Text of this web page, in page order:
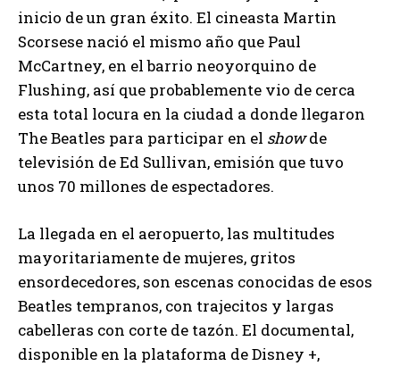
inicio de un gran éxito. El cineasta Martin
Scorsese nació el mismo año que Paul
McCartney, en el barrio neoyorquino de
Flushing, así que probablemente vio de cerca
esta total locura en la ciudad a donde llegaron
The Beatles para participar en el showde
televisión de Ed Sullivan, emisión que tuvo
unos 70 millones de espectadores.
La llegada en el aeropuerto, las multitudes
mayoritariamente de mujeres, gritos
ensordecedores, son escenas conocidas de esos
Beatles tempranos, con trajecitos y largas
cabelleras con corte de tazón. El documental,
disponible en la plataforma de Disney +,